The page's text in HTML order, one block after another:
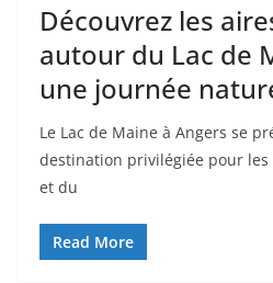
Découvrez les
autour du Lac de
une journée
Le Lac de Maine à Angers se
destination privilégiée pour
et du
Read More